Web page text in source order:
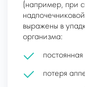
(например, при
выражены в
организма:
потеря